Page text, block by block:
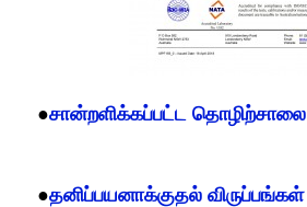
●சான்றளிக்கப்பட்ட தொழிற்சாலை
●தனிப்பயனாக்குதல் விருப்பங்கள்